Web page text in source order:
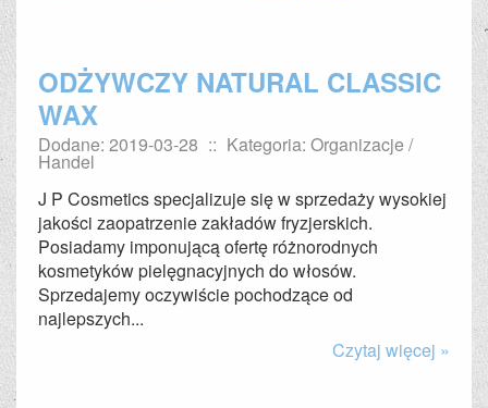
ODŻYWCZY NATURAL CLASSIC
WAX
Dodane: 2019-03-28 :: Kategoria: Organizacje /
Handel
J P Cosmetics specjalizuje się w sprzedaży wysokiej
jakości zaopatrzenie zakładów fryzjerskich.
Posiadamy imponującą ofertę różnorodnych
kosmetyków pielęgnacyjnych do włosów.
Sprzedajemy oczywiście pochodzące od
najlepszych...
Czytaj więcej »